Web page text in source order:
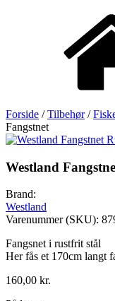
Forside /Tilbehør/
Fangstnet
Westland
Brand:
Westland
Varenummer (SKU):
Fangsnet i rustfrit stål
Her fås et 170cm langt
160,00 kr.